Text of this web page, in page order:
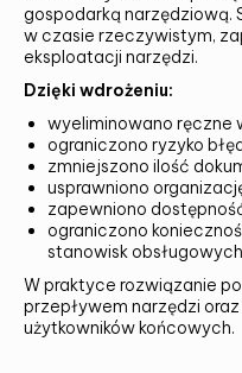
gospodarką narzędziową.
w czasie rzeczywistym,
eksploatacji narzędzi.
Dzięki wdrożeniu:
wyeliminowano ręczne
ograniczono ryzyko
zmniejszono ilość
usprawniono
zapewniono
ograniczono
stanowisk
W praktyce rozwiązanie
przepływem narzędzi
użytkowników końcowych.